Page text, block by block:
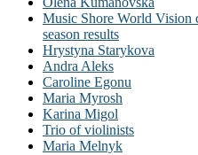
Music Shore World Vision
season results
Hrystyna Starykova
Andra Aleks
Caroline Egonu
Maria Myrosh
Karina Migol
Trio of violinists
Maria Melnyk